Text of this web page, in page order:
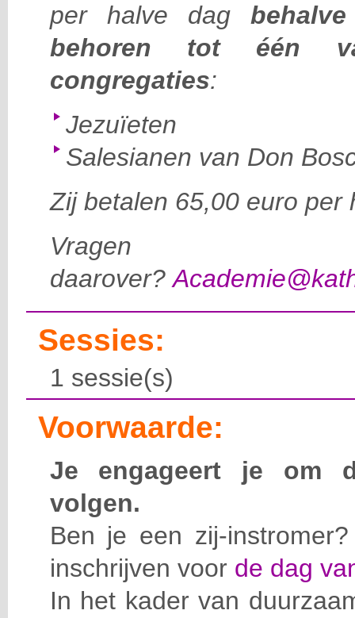
per halve dagbehalve
behoren tot één
congregaties:
Jezuïeten
Salesianen van Don
Zij betalen 65,00 euro per
Vragen
daarover?
Sessies:
1 sessie(s)
Voorwaarde:
Je engageert je om
volgen.
Ben je een zij-
inschrijven voor de dag
In het kader van